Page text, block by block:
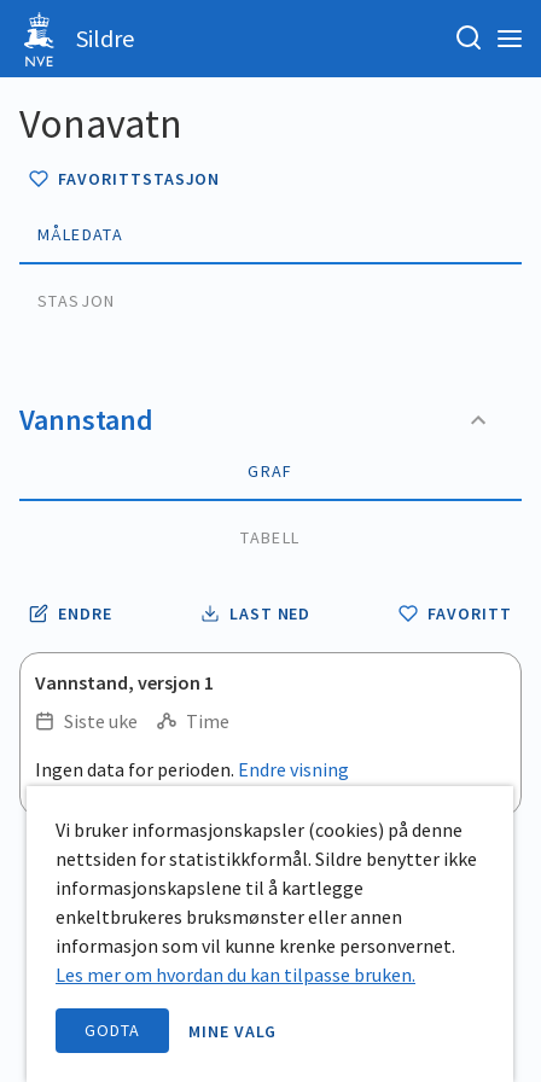
Sildre
Vonavatn
FAVORITTSTASJON
MÅLEDATA
STASJON
Vannstand
GRAF
TABELL
ENDRE LAST NED FAVORITT
Vannstand, versjon 1
Siste uke
Time
Ingen data for perioden. Endre visning
Vi bruker informasjonskapsler (cookies) på denne
nettsiden for statistikkformål. Sildre benytter ikke
informasjonskapslene til å kartlegge
enkeltbrukeres bruksmønster eller annen
informasjon som vil kunne krenke personvernet.
Les mer om hvordan du kan tilpasse bruken.
GODTA MINE VALG